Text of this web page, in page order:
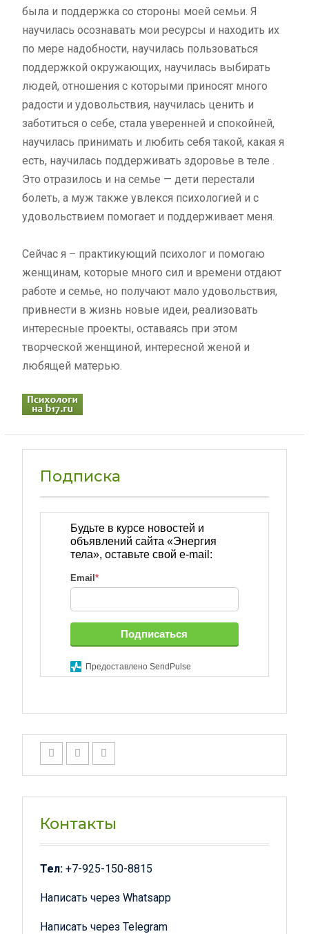
была и поддержка со стороны моей семьи. Я
научилась осознавать мои ресурсы и находить их
по мере надобности, научилась пользоваться
поддержкой окружающих, научилась выбирать
людей, отношения с которыми приносят много
радости и удовольствия, научилась ценить и
заботиться о себе, стала уверенней и спокойней,
научилась принимать и любить себя такой, какая я
есть, научилась поддерживать здоровье в теле .
Это отразилось и на семье — дети перестали
болеть, а муж также увлекся психологией и с
удовольствием помогает и поддерживает меня.
Сейчас я – практикующий психолог и помогаю
женщинам, которые много сил и времени отдают
работе и семье, но получают мало удовольствия,
привнести в жизнь новые идеи, реализовать
интересные проекты, оставаясь при этом
творческой женщиной, интересной женой и
любящей матерью.
Подписка
Будьте в курсе новостей и
объявлений сайта «Энергия
тела», оставьте свой e-mail:
Email *
Подписаться
Предоставлено SendPulse
FacebookInstagram
B17
психологов
Контакты
Тел:+7-925-150-8815
Написать через Whatsapp
Написать через Telegram